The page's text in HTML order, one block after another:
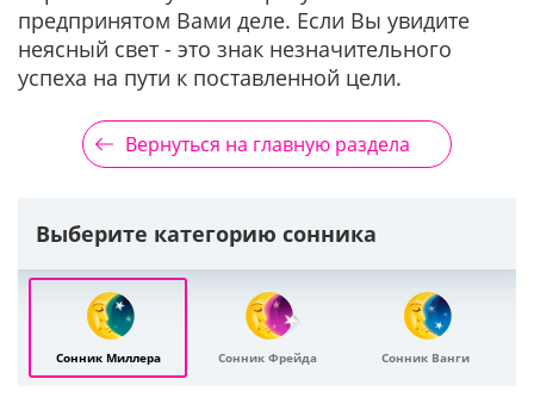
предпринятом Вами деле. Если Вы увидите
неясный свет - это знак незначительного
успеха на пути к поставленной цели.
Вернуться на главную раздела
Выберите категорию сонника
Сонник Миллера Сонник Фрейда Сонник Ванги